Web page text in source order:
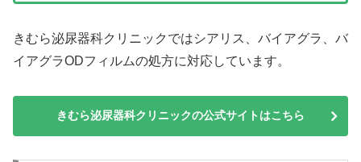
きむら泌尿器科クリニックではシアリス、バイアグラ、バ
イアグラODフィルムの処方に対応しています。
きむら泌尿器科クリニックの公式サイトはこちら